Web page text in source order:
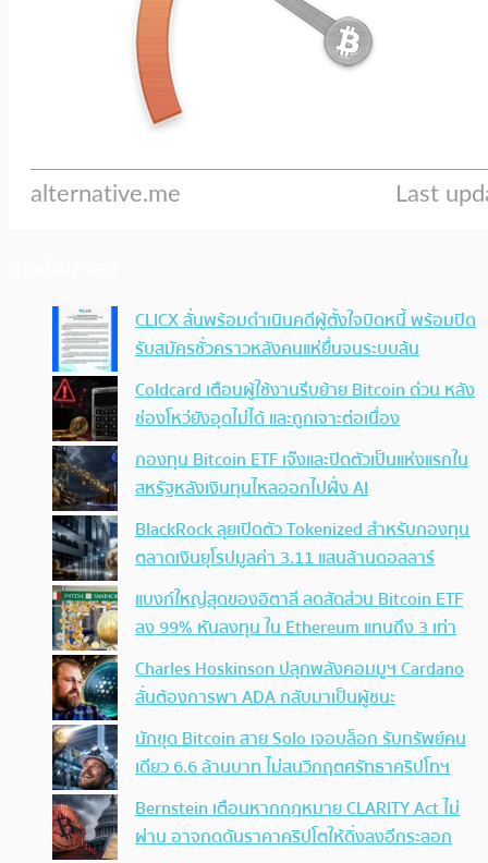
CLICX ลั่นพร้อมดำเนินคดีผู้ตั้งใจบิดหนี้ พร้อมปิด
รับสมัครชั่วคราวหลังคนแห่ยื่นจนระบบล้น
Coldcard เตือนผู้ใช้งานรีบย้าย Bitcoin ด่วน หลัง
ช่องโหว่ยังอุดไม่ได้ และถูกเจาะต่อเนื่อง
กองทุน Bitcoin ETF เจ๊งและปิดตัวเป็นแห่งแรกใน
สหรัฐหลังเงินทุนไหลออกไปฝั่ง AI
BlackRock ลุยเปิดตัว Tokenized สำหรับกองทุน
ตลาดเงินยุโรปมูลค่า 3.11 แสนล้านดอลลาร์
แบงก์ใหญ่สุดของอิตาลี ลดสัดส่วน Bitcoin ETF
ลง 99% หันลงทุน ใน Ethereum แทนถึง 3 เท่า
Charles Hoskinson ปลุกพลังคอมมูฯ Cardano
ลั่นต้องการพา ADA กลับมาเป็นผู้ชนะ
นักขุด Bitcoin สาย Solo เจอบล็อก รับทรัพย์คน
เดียว 6.6 ล้านบาท ไม่สนวิกฤตศรัทธาคริปโทฯ
Bernstein เตือนหากกฎหมาย CLARITY Act ไม่
ผ่าน อาจกดดันราคาคริปโตให้ดิ่งลงอีกระลอก